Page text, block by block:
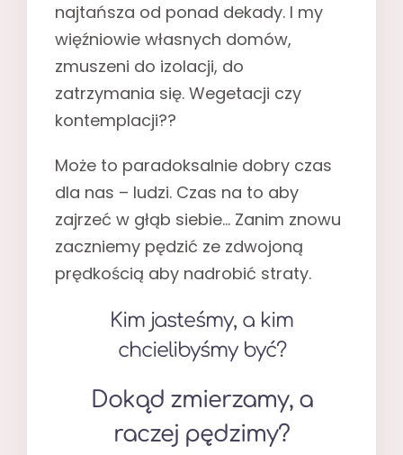
najtańsza od ponad dekady. I my
więźniowie własnych domów,
zmuszeni do izolacji, do
zatrzymania się. Wegetacji czy
kontemplacji??
Może to paradoksalnie dobry czas
dla nas – ludzi. Czas na to aby
zajrzeć w głąb siebie… Zanim znowu
zaczniemy pędzić ze zdwojoną
prędkością aby nadrobić straty.
Kim jasteśmy, a kim
chcielibyśmy być?
Dokąd zmierzamy, a
raczej pędzimy?